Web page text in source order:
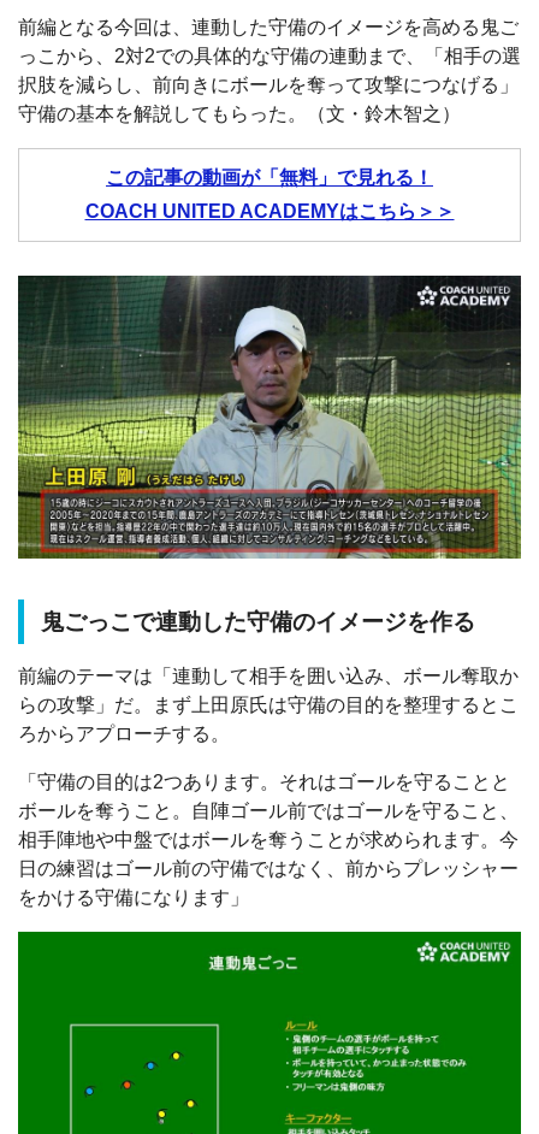
前編となる今回は、連動した守備のイメージを高める鬼ご
っこから、2対2での具体的な守備の連動まで、「相手の選
択肢を減らし、前向きにボールを奪って攻撃につなげる」
守備の基本を解説してもらった。（文・鈴木智之）
この記事の動画が「無料」で見れる！
COACH UNITED ACADEMYはこちら＞＞
鬼ごっこで連動した守備のイメージを作る
前編のテーマは「連動して相手を囲い込み、ボール奪取か
らの攻撃」だ。まず上田原氏は守備の目的を整理するとこ
ろからアプローチする。
「守備の目的は2つあります。それはゴールを守ることと
ボールを奪うこと。自陣ゴール前ではゴールを守ること、
相手陣地や中盤ではボールを奪うことが求められます。今
日の練習はゴール前の守備ではなく、前からプレッシャー
をかける守備になります」